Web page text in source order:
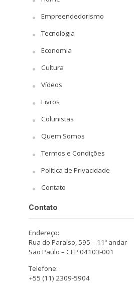
Empreendedorismo
Tecnologia
Economia
Cultura
Vídeos
Livros
Colunistas
Quem Somos
Termos e Condições
Política de Privacidade
Contato
Contato
Endereço:
Rua do Paraíso, 595 – 11º andar
São Paulo – CEP 04103-001
Telefone:
+55 (11) 2309-5904